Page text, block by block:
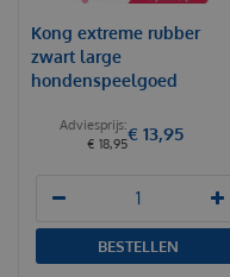
Kong extreme rubber
zwart large
hondenspeelgoed
€ 18,95€ 13,95
BESTELLEN